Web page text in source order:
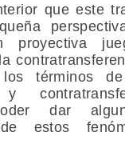
que este
proyectiva
términos de
y
dar
de estos